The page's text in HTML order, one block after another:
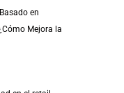
en
Mejora la